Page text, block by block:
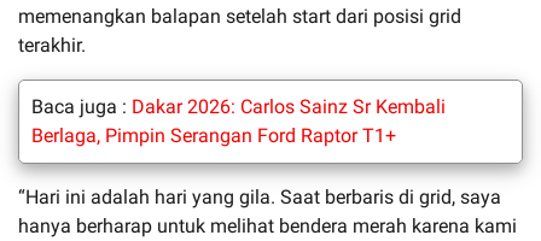
memenangkan balapan setelah start dari posisi grid
terakhir.
Baca juga : Dakar 2026: Carlos Sainz Sr Kembali
Berlaga, Pimpin Serangan Ford Raptor T1+
“Hari ini adalah hari yang gila. Saat berbaris di grid, saya
hanya berharap untuk melihat bendera merah karena kami